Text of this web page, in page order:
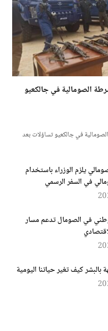
الصومالية في جالكعيو
في جالكعيو تساؤلات بعد
يلزم الوزراء باستخدام
في السفر الرسمي
في الصومال تدعم مسار
بالبشر كيف تغير حياتنا اليومية